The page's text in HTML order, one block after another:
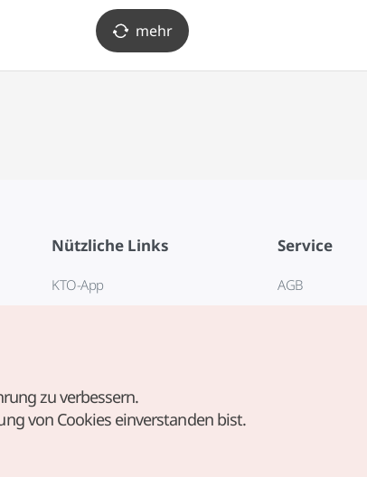
mehr
Nützliche Links
KTO-App
Service
AGB
zu verbessern.
von Cookies einverstanden bist.